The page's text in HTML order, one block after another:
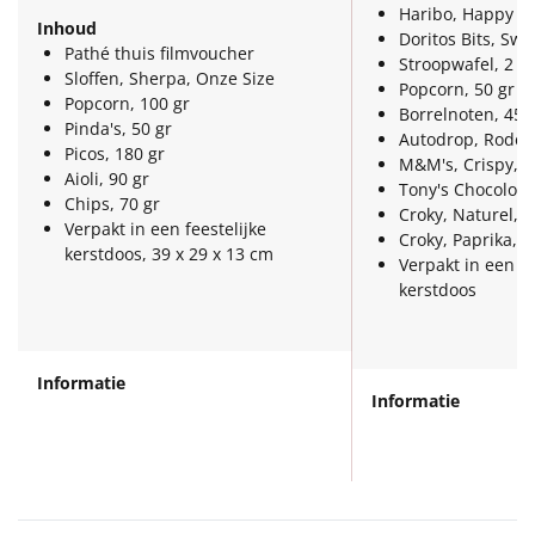
Cosy Boots voor warme
voeten
Blikvanger van dit pakket zijn de
sloffen, zacht en comfortabel.
Tijdens een filmavond bieden ze
warmte en zorgen ze voor een
ontspannen gevoel. Terwijl de film
speelt en snacks worden gedeeld,
dragen de pantoffels bij aan de
Inhoud
Pathé thuis filmvoucher
Sloffen, Sherpa, Onze Size
Popcorn, 100 gr
Pinda's, 50 gr
Picos, 180 gr
Aioli, 90 gr
Chips, 70 gr
Verpakt in een feestelijke
kerstdoos, 39 x 29 x 13 cm
Informatie
tempo, op een
zonder concessies
maakt het
in te leveren op
Lekkernijen
omlijsten
De geur van vers
popcorn, een
tussendoor, de
zoete traktatie –
smaakbalans,
Haribo, Happy
Doritos Bits,
Stroopwafel, 2 x
Popcorn, 50 gr
Borrelnoten, 45
Autodrop, Rode
M&M's, Crispy,
Tony's
Croky, Naturel,
Croky, Paprika,
Verpakt in een
kerstdoos
Informatie